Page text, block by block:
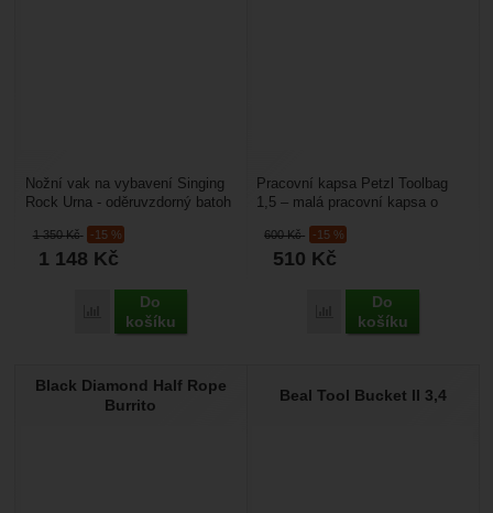
1 350Kč -15 %
1 148 Kč
Porovnat
Do
košíku
Nožní vak na vybavení Singing
Rock Urna - oděruvzdorný batoh
nemůže...
600Kč -15 %
510 Kč
Porovnat
Do
košíku
Pracovní kapsa Petzl Toolbag
1,5 – malá pracovní kapsa o
drobné pracovní...
Black Diamond Half Rope
Burrito
Beal Tool Bucket II 3,4